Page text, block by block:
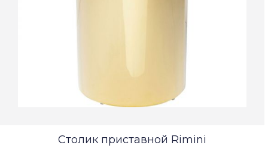
Столик приставной Rimini